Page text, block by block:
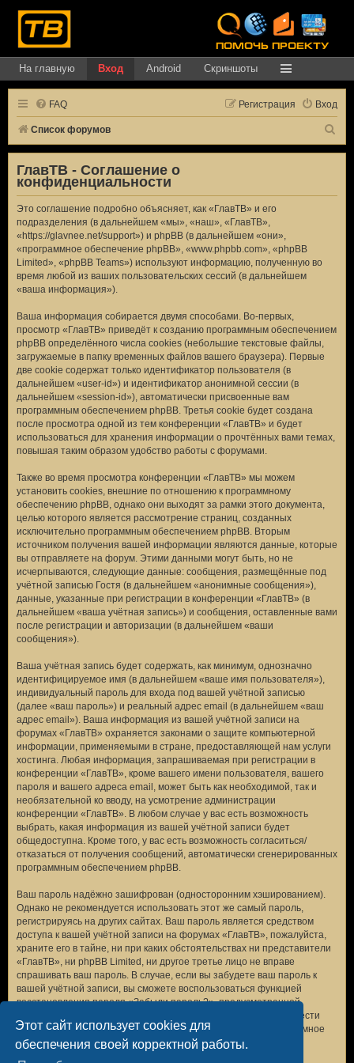
Этот сайт использует cookies для
обеспечения своей корректной работы.
На главную Вход Android Скриншоты
FAQ Вход
Регистрация
Список форумов
ГлавТВ - Соглашение о
конфиденциальности
Это соглашение подробно объясняет, как «ГлавТВ» и его
подразделения (в дальнейшем «мы», «наш», «ГлавТВ»,
«https://glavnee.net/support») и phpBB (в дальнейшем «они»,
«программное обеспечение phpBB», «www.phpbb.com», «phpBB
Limited», «phpBB Teams») используют информацию, полученную во
время любой из ваших пользовательских сессий (в дальнейшем
«ваша информация»).
Ваша информация собирается двумя способами. Во-первых,
просмотр «ГлавТВ» приведёт к созданию программным обеспечением
phpBB определённого числа cookies (небольшие текстовые файлы,
загружаемые в папку временных файлов вашего браузера). Первые
две cookie содержат только идентификатор пользователя (в
дальнейшем «user-id») и идентификатор анонимной сессии (в
дальнейшем «session-id»), автоматически присвоенные вам
программным обеспечением phpBB. Третья cookie будет создана
после просмотра одной из тем конференции «ГлавТВ» и будет
использоваться для хранения информации о прочтённых вами темах,
повышая таким образом удобство работы с форумами.
Также во время просмотра конференции «ГлавТВ» мы можем
установить cookies, внешние по отношению к программному
обеспечению phpBB, однако они выходят за рамки этого документа,
целью которого является рассмотрение страниц, созданных
исключительно программным обеспечением phpBB. Вторым
источником получения вашей информации являются данные, которые
вы отправляете на форум. Этими данными могут быть, но не
исчерпываются, следующие данные: сообщения, размещённые под
учётной записью Гостя (в дальнейшем «анонимные сообщения»),
данные, указанные при регистрации в конференции «ГлавТВ» (в
дальнейшем «ваша учётная запись») и сообщения, оставленные вами
после регистрации и авторизации (в дальнейшем «ваши
сообщения»).
Ваша учётная запись будет содержать, как минимум, однозначно
идентифицируемое имя (в дальнейшем «ваше имя пользователя»),
индивидуальный пароль для входа под вашей учётной записью
(далее «ваш пароль») и реальный адрес email (в дальнейшем «ваш
адрес email»). Ваша информация из вашей учётной записи на
форумах «ГлавТВ» охраняется законами о защите компьютерной
информации, применяемыми в стране, предоставляющей нам услуги
хостинга. Любая информация, запрашиваемая при регистрации в
конференции «ГлавТВ», кроме вашего имени пользователя, вашего
пароля и вашего адреса email, может быть как необходимой, так и
необязательной ко вводу, на усмотрение администрации
конференции «ГлавТВ». В любом случае у вас есть возможность
выбрать, какая информация из вашей учётной записи будет
общедоступна. Кроме того, у вас есть возможность согласиться/
отказаться от получения сообщений, автоматически сгенерированных
программным обеспечением phpBB.
Ваш пароль надёжно зашифрован (односторонним хэшированием).
Однако не рекомендуется использовать этот же самый пароль,
регистрируясь на других сайтах. Ваш пароль является средством
доступа к вашей учётной записи на форумах «ГлавТВ», пожалуйста,
храните его в тайне, ни при каких обстоятельствах ни представители
«ГлавТВ», ни phpBB Limited, ни другое третье лицо не вправе
спрашивать ваш пароль. В случае, если вы забудете ваш пароль к
вашей учётной записи, вы сможете воспользоваться функцией
восстановления пароля «Забыли пароль?», предусмотренной
программным обеспечением phpBB. Вам будет необходимо ввести
ваше имя пользователя и ваш адрес email, после чего программное
обеспечение phpBB сгенерирует вам новый пароль для вашей